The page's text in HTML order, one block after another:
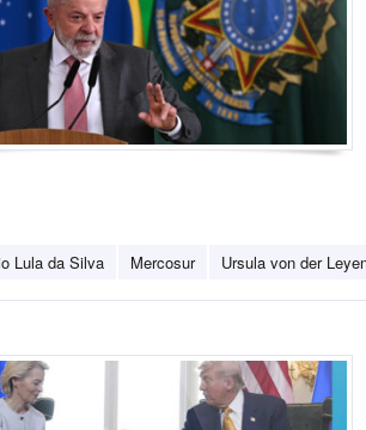
Lula da Silva Mercosur Ursula von der